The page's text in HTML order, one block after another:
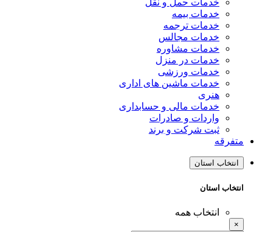
خدمات حمل و نقل
خدمات بیمه
خدمات ترجمه
خدمات مجالس
خدمات مشاوره
خدمات در منزل
خدمات ورزشی
خدمات ماشین های اداری
هنری
خدمات مالی و حسابداری
واردات و صادرات
ثبت شرکت و برند
متفرقه
انتخاب استان
انتخاب استان
انتخاب همه
×